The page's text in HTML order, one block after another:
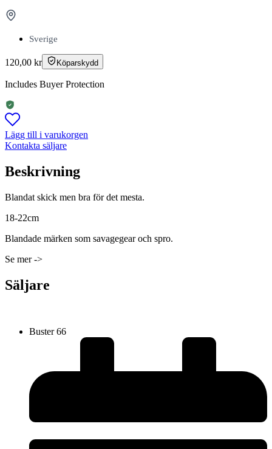
Sverige
120,00 kr Köparskydd
Includes Buyer Protection
Lägg till i varukorgen
Kontakta säljare
Beskrivning
Blandat skick men bra för det mesta.
18-22cm
Blandade märken som savagegear och spro.
Se mer ->
Säljare
Buster 66